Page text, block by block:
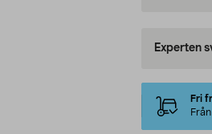
Experten
Fri